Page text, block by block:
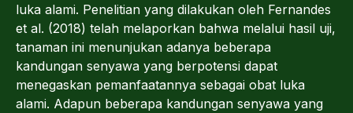
luka alami. Penelitian yang dilakukan oleh Fernandes
et al. (2018) telah melaporkan bahwa melalui hasil uji,
tanaman ini menunjukan adanya beberapa
kandungan senyawa yang berpotensi dapat
menegaskan pemanfaatannya sebagai obat luka
alami. Adapun beberapa kandungan senyawa yang